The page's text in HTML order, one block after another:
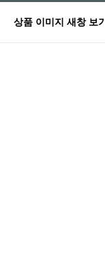
상품 이미지 새창 보기